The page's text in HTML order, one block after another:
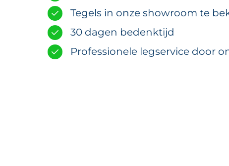
Tegels in onze showroom te
30 dagen bedenktijd
Professionele legservice door